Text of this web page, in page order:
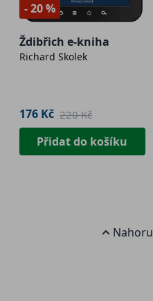
- 20 %
Ždibřich e-kniha
Richard Skolek
176 Kč 220 Kč
Přidat do košíku
Nahoru